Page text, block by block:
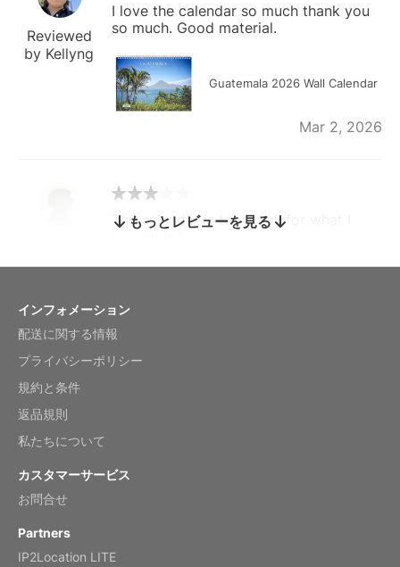
Reviewed
by Kellyng
I love the calendar so much thank you
so much. Good material.
Guatemala 2026 Wall Calendar
Mar 2, 2026
by charles
The calendar is too small for what I
Reviewed
by Anne
もっとレビューを見る
インフォメーション
配送に関する情報
プライバシーポリシー
規約と条件
返品規則
私たちについて
カスタマーサービス
お問合せ
Partners
IP2Location LITE